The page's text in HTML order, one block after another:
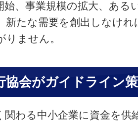
始、事業規模の拡大、ある
新たな需要を創出しなけれ
りません。
協会がガイドライン
関わる中小企業に資金を供